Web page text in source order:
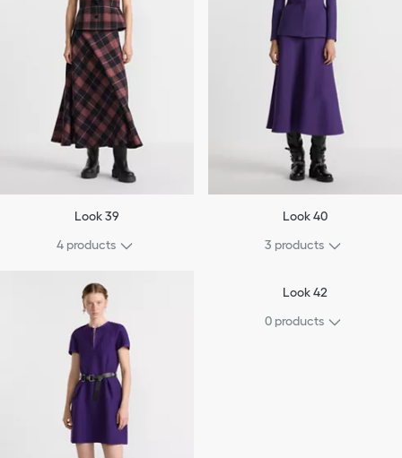
Look 39
4 products
Look 40
3 products
Look 42
0 products